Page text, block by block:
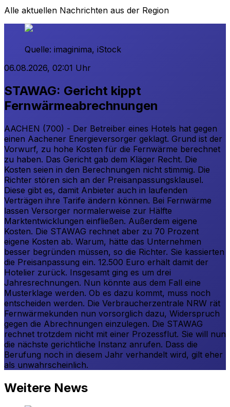
Alle aktuellen Nachrichten aus der Region
Quelle: imaginima, iStock
06.08.2026, 02:01 Uhr
STAWAG: Gericht kippt
Fernwärmeabrechnungen
AACHEN (700) - Der Betreiber eines Hotels hat gegen
einen Aachener Energieversorger geklagt. Grund ist der
Vorwurf, zu hohe Kosten für die Fernwärme berechnet
zu haben. Das Gericht gab dem Kläger Recht. Die
Kosten seien in den Berechnungen nicht stimmig. Die
Richter stören sich an der Preisanpassungsklausel.
Diese gibt es, damit Anbieter auch in laufenden
Verträgen ihre Tarife ändern können. Bei Fernwärme
lassen Versorger normalerweise zur Hälfte
Marktentwicklungen einfließen. Außerdem eigene
Kosten. Die STAWAG rechnet aber zu 70 Prozent
eigene Kosten ab. Warum, hätte das Unternehmen
besser begründen müssen, so die Richter. Sie kassierten
die Preisanpassung ein. 12.500 Euro erhält damit der
Hotelier zurück. Insgesamt ging es um drei
Jahresrechnungen. Nun könnte aus dem Fall eine
Musterklage werden. Ob es dazu kommt, muss noch
entscheiden werden. Die Verbraucherzentrale NRW rät
Fernwärmekunden nun vorsorglich dazu, Widerspruch
gegen die Abrechnungen einzulegen. Die STAWAG
rechnet trotzdem nicht mit einer Prozessflut. Sie will nun
die nächste gerichtliche Instanz anrufen. Dass die
Berufung noch in diesem Jahr verhandelt wird, gilt eher
als unwahrscheinlich.
Weitere News